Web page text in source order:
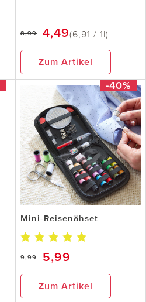
8,99 4,49(6,91 / 1l)
Zum Artikel
-40%
Mini-Reisenähset
9,99 5,99
Zum Artikel